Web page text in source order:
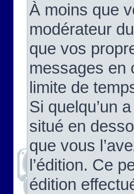
À moins que
modérateur
que vos
messages en
limite de
Si quelqu’un
situé en
que vous
l’édition. Ce
édition